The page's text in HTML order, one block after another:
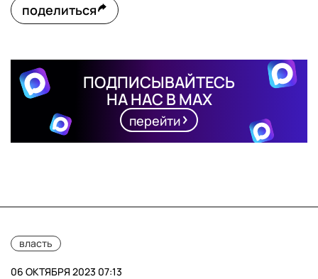
поделиться
ПОДПИСЫВАЙТЕСЬ
НА НАС В MAX
перейти
власть
06 ОКТЯБРЯ 2023 07:13